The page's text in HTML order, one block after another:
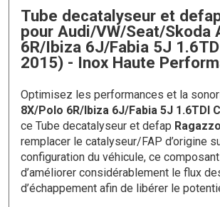
Tube decatalyseur et
pour Audi/VW/Seat/Skoda
6R/Ibiza 6J/Fabia 5J
2015) - Inox Haute
Optimisez les performances et la
8X/Polo 6R/Ibiza 6J/Fabia 5J 1.6TDI
ce Tube decatalyseur et defap
remplacer le catalyseur/FAP d’origine
configuration du véhicule, ce
d’améliorer considérablement le flux
d’échappement afin de libérer le